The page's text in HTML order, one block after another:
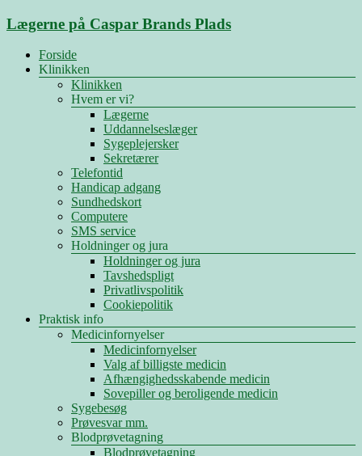
Skip
content
Lægerne på Caspar Brands Plads
Menu
Forside
Klinikken
Klinikken
Hvem er vi?
Lægerne
Uddannelseslæger
Sygeplejersker
Sekretærer
Telefontid
Handicap adgang
Sundhedskort
Computere
SMS service
Holdninger og jura
Holdninger og jura
Tavshedspligt
Privatlivspolitik
Cookiepolitik
Praktisk info
Medicinfornyelser
Medicinfornyelser
Valg af billigste medicin
Afhængighedsskabende medicin
Sovepiller og beroligende medicin
Sygebesøg
Prøvesvar mm.
Blodprøvetagning
Blodprøvetagning